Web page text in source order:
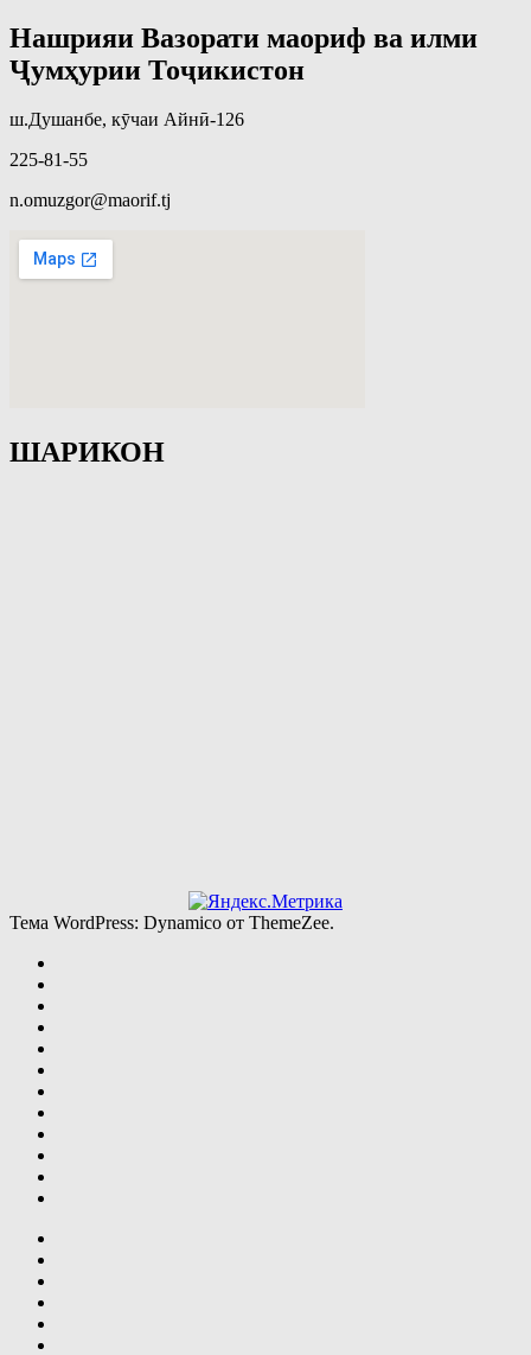
Нашрияи Вазорати маориф ва илми
Ҷумҳурии Тоҷикистон
ш.Душанбе, кӯчаи Айнӣ-126
225-81-55
n.omuzgor@maorif.tj
ШАРИКОН
Тема WordPress: Dynamico от ThemeZee.